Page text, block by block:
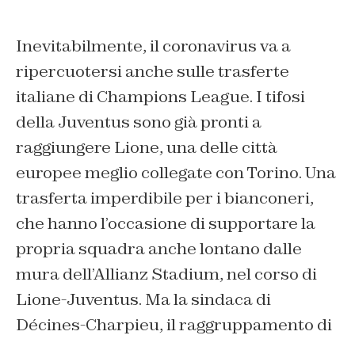
Inevitabilmente, il coronavirus va a
ripercuotersi anche sulle trasferte
italiane di Champions League. I tifosi
della Juventus sono già pronti a
raggiungere Lione, una delle città
europee meglio collegate con Torino. Una
trasferta imperdibile per i bianconeri,
che hanno l’occasione di supportare la
propria squadra anche lontano dalle
mura dell’Allianz Stadium, nel corso di
Lione-Juventus. Ma la sindaca di
Décines-Charpieu, il raggruppamento di